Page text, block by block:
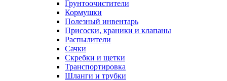
Грунтоочистители
Кормушки
Полезный инвентарь
Присоски, краники и клапаны
Распылители
Сачки
Скребки и щетки
Транспортировка
Шланги и трубки